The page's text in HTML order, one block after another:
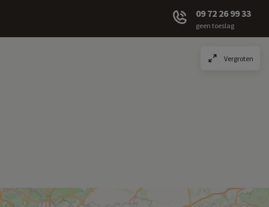
09 72 26 99 33
geen toeslag
Vergroten